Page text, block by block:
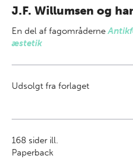
J.F. Willumsen og
En del af fagområderne
æstetik
Udsolgt fra forlaget
168 sider ill.
Paperback